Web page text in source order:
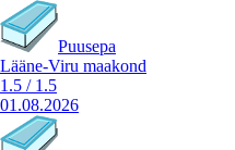
Puusepa
Lääne-Viru maakond
1.5 / 1.5
01.08.2026